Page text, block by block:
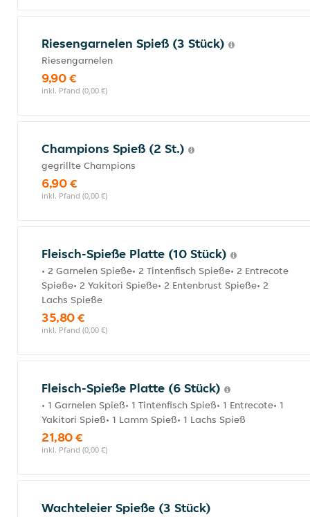
Riesengarnelen Spieß (3 Stück)
Riesengarnelen
9,90 €
inkl. Pfand (0,00 €)
Champions Spieß (2 St.)
gegrillte Champions
6,90 €
inkl. Pfand (0,00 €)
Fleisch-Spieße Platte (10 Stück)
• 2 Garnelen Spieße• 2 Tintenfisch Spieße• 2 Entrecote
Spieße• 2 Yakitori Spieße• 2 Entenbrust Spieße• 2
Lachs Spieße
35,80 €
inkl. Pfand (0,00 €)
Fleisch-Spieße Platte (6 Stück)
• 1 Garnelen Spieß• 1 Tintenfisch Spieß• 1 Entrecote• 1
Yakitori Spieß• 1 Lamm Spieß• 1 Lachs Spieß
21,80 €
inkl. Pfand (0,00 €)
Wachteleier Spieße (3 Stück)